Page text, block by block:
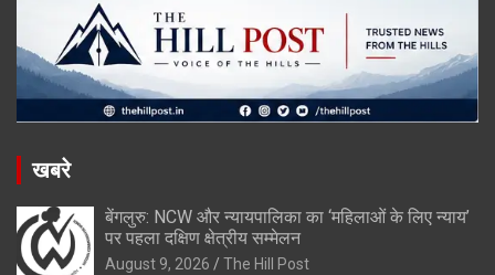
खबरे
बेंगलुरु: NCW और न्यायपालिका का ‘महिलाओं के लिए न्याय’
पर पहला दक्षिण क्षेत्रीय सम्मेलन
August 9, 2026 The Hill Post